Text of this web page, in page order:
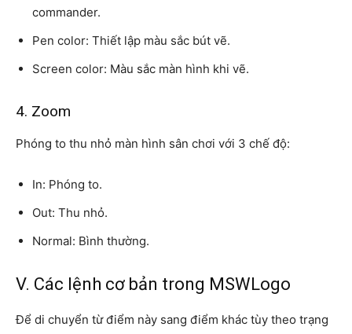
commander.
Pen color: Thiết lập màu sắc bút vẽ.
Screen color: Màu sắc màn hình khi vẽ.
4. Zoom
Phóng to thu nhỏ màn hình sân chơi với 3 chế độ:
In: Phóng to.
Out: Thu nhỏ.
Normal: Bình thường.
V. Các lệnh cơ bản trong MSWLogo
Để di chuyển từ điểm này sang điểm khác tùy theo trạng